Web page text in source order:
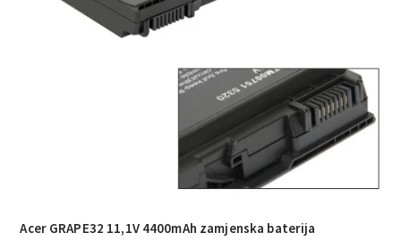
Acer GRAPE32 11,1V 4400mAh zamjenska baterija